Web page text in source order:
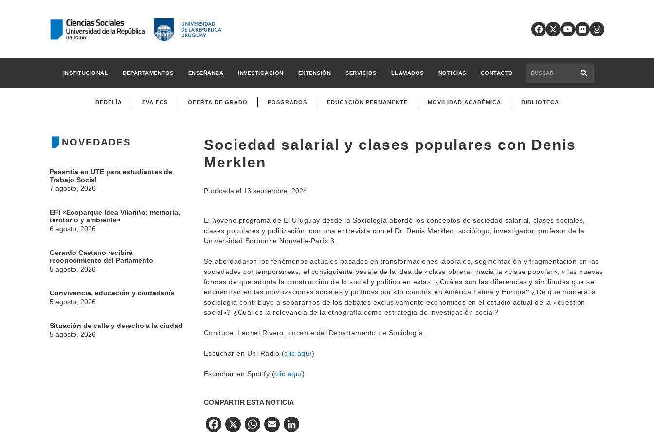
INSTITUCIONAL DEPARTAMENTOS ENSEÑANZA INVESTIGACIÓN EXTENSIÓN SERVICIOS LLAMADOS NOTICIAS CONTACTO
BEDELÍA EVA FCS OFERTA DE GRADO POSGRADOS EDUCACIÓN PERMANENTE MOVILIDAD ACADÉMICA BIBLIOTECA
NOVEDADES
Pasantía en UTE para estudiantes de
Trabajo Social
7 agosto, 2026
EFI «Ecoparque Idea Vilariño: memoria,
territorio y ambiente»
6 agosto, 2026
Gerardo Caetano recibirá
reconocimiento del Parlamento
5 agosto, 2026
Convivencia, educación y ciudadanía
5 agosto, 2026
Situación de calle y derecho a la ciudad
5 agosto, 2026
Sociedad salarial y clases populares con Denis
Merklen
Publicada el 13 septiembre, 2024
El noveno programa de El Uruguay desde la Sociología abordó los conceptos de sociedad salarial, clases sociales,
clases populares y politización, con una entrevista con el Dr. Denis Merklen, sociólogo, investigador, profesor de la
Universidad Sorbonne Nouvelle-París 3.
Se abordadaron los fenómenos actuales basados en transformaciones laborales, segmentación y fragmentación en las
sociedades contemporáneas, el consiguiente pasaje de la idea de «clase obrera» hacia la «clase popular», y las nuevas
formas de que adopta la construcción de lo social y político en estas. ¿Cuáles son las diferencias y similitudes que se
encuentran en las movilizaciones sociales y políticas por «lo común» en América Latina y Europa? ¿De qué manera la
sociología contribuye a separarnos de los debates exclusivamente económicos en el estudio actual de la «cuestión
social»? ¿Cuál es la relevancia de la etnografía como estrategia de investigación social?
Conduce: Leonel Rivero, docente del Departamento de Sociología.
Escuchar en Uni Radio (clic aquí)
Escuchar en Spotify (clic aquí)
COMPARTIR ESTA NOTICIA
Facebook
X WhatsApp
Email